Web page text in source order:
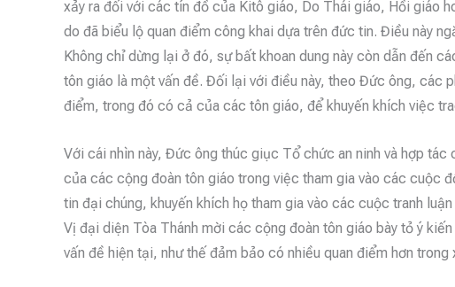
xảy ra đối với các tín đồ của Kitô giáo, Do Thái giáo, Hồi giáo
do đã biểu lộ quan điểm công khai dựa trên đức tin. Điều này
Không chỉ dừng lại ở đó, sự bất khoan dung này còn dẫn đến
tôn giáo là một vấn đề. Đối lại với điều này, theo Đức ông, các
điểm, trong đó có cả của các tôn giáo, để khuyến khích việc
Với cái nhìn này, Đức ông thúc giục Tổ chức an ninh và hợp
của các cộng đoàn tôn giáo trong việc tham gia vào các cuộc
tin đại chúng, khuyến khích họ tham gia vào các cuộc tranh
Vị đại diện Tòa Thánh mời các cộng đoàn tôn giáo bày tỏ ý
vấn đề hiện tại, như thế đảm bảo có nhiều quan điểm hơn